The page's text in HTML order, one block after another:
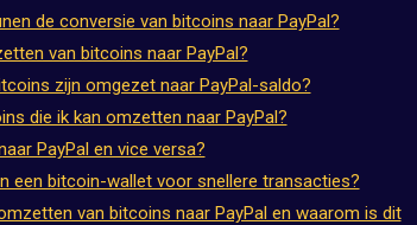
de conversie van bitcoins naar PayPal?
van bitcoins naar PayPal?
zijn omgezet naar PayPal-saldo?
die ik kan omzetten naar PayPal?
PayPal en vice versa?
een bitcoin-wallet voor snellere transacties?
van bitcoins naar PayPal en waarom is dit